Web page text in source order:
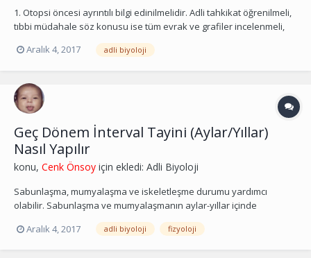
1. Otopsi öncesi ayrıntılı bilgi edinilmelidir. Adli tahkikat öğrenilmeli,
tıbbi müdahale söz konusu ise tüm evrak ve grafiler incelenmeli,
bilgilenmenin çok değerli bilgiler sağlayarak yaklaşımda ve
Aralık 4, 2017 adli biyoloji
Geç Dönem İnterval Tayini (Aylar/Yıllar)
Nasıl Yapılır
konu, Cenk Önsoy için ekledi: Adli Biyoloji
Sabunlaşma, mumyalaşma ve iskeletleşme durumu yardımcı
olabilir. Sabunlaşma ve mumyalaşmanın aylar-yıllar içinde
gerçekleşmesi beklenirken, bazı koşullarda birkaç haftada
oluşabilmektedir. İskeletleşme de genellikle aylar-yıllar içerisinde
Aralık 4, 2017 adli biyoloji fizyoloji